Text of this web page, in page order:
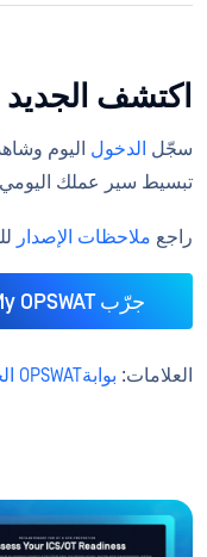
اكتشف الجديد
سجّل الدخول
تبسيط سير عملك اليومي
راجع ملاحظات الإصدار
جرّب My OPSWAT
العلامات: بوابةOPSWAT الخاصة My